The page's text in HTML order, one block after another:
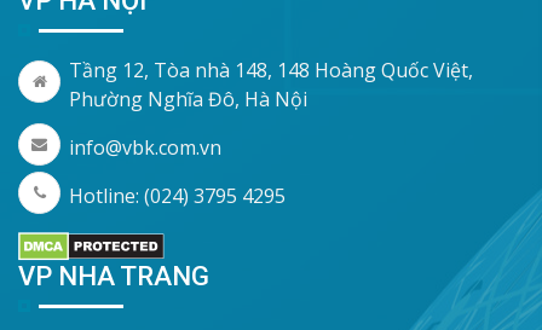
Tầng 12, Tòa nhà 148, 148 Hoàng Quốc Việt,
Phường Nghĩa Đô, Hà Nội
info@vbk.com.vn
Hotline: (024) 3795 4295
VP NHA TRANG